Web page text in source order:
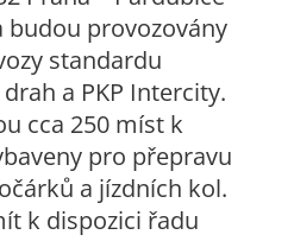
budou provozovány
standardu
a PKP Intercity.
cca 250 míst k
pro přepravu
a jízdních kol.
k dispozici řadu